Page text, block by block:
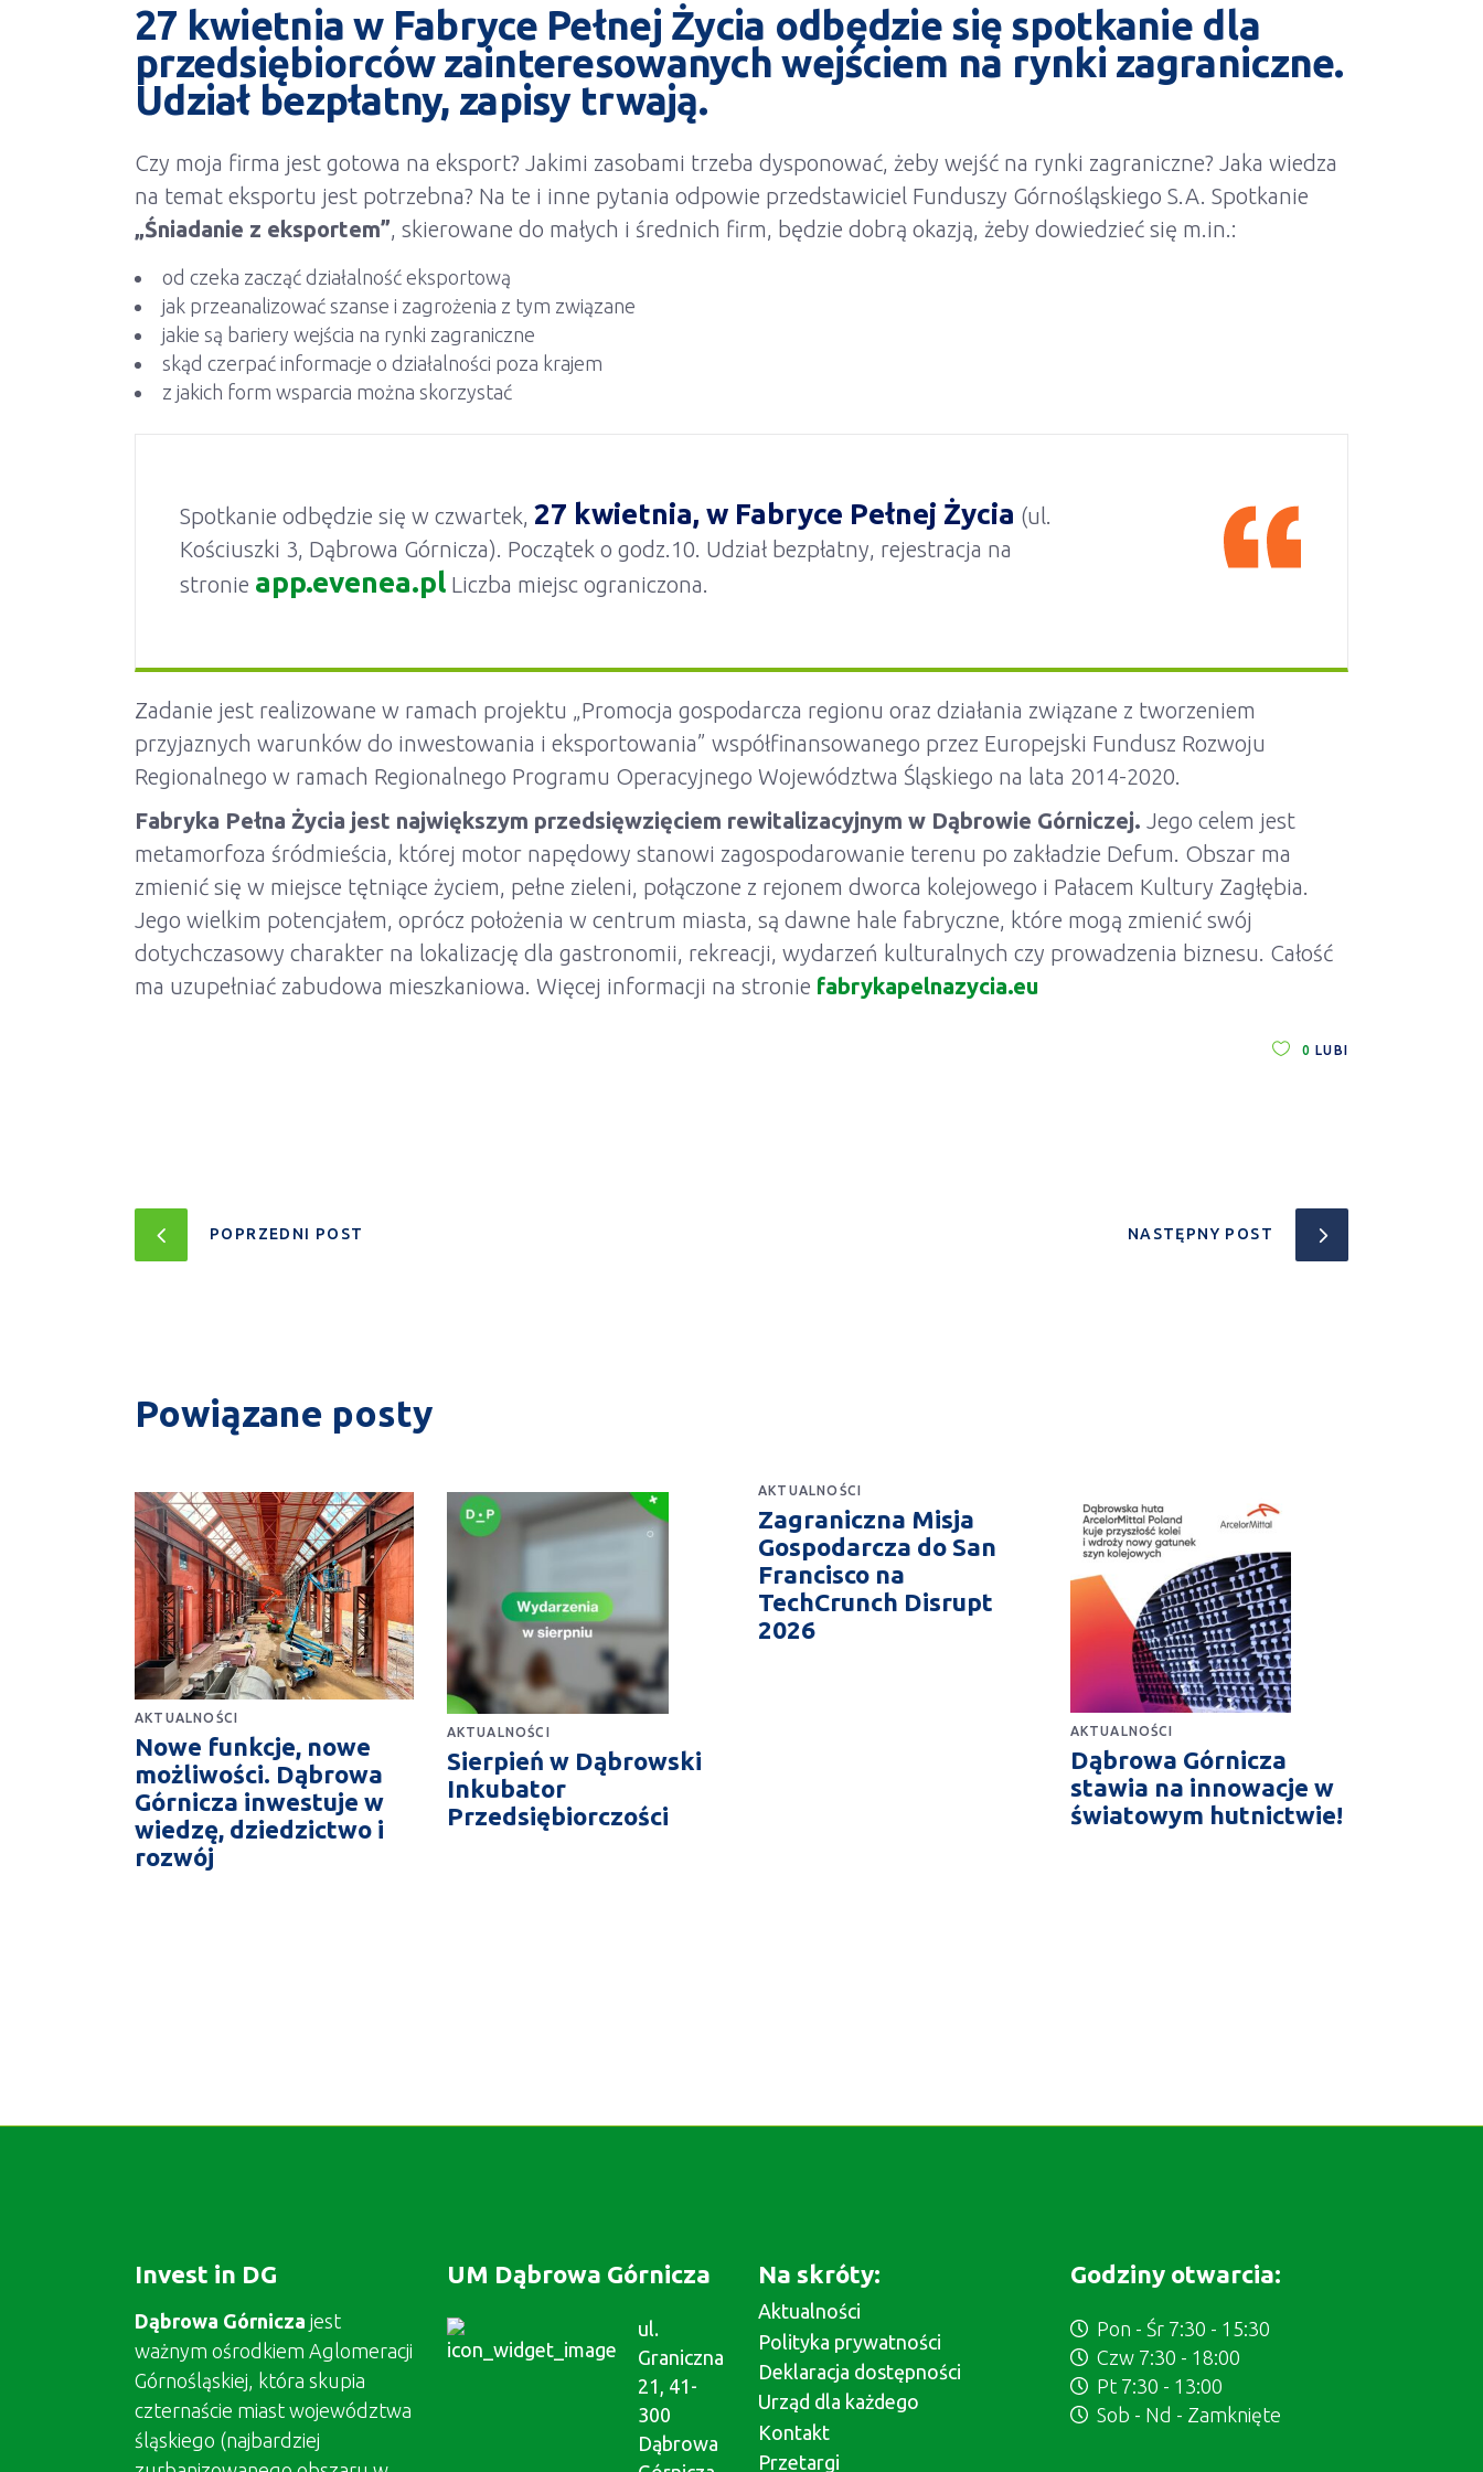
27 kwietnia w Fabryce Pełnej Życia odbędzie się spotkanie dla
przedsiębiorców zainteresowanych wejściem na rynki zagraniczne.
Udział bezpłatny, zapisy trwają.
Czy moja firma jest gotowa na eksport? Jakimi zasobami trzeba dysponować, żeby wejść na rynki zagraniczne? Jaka wiedza
na temat eksportu jest potrzebna? Na te i inne pytania odpowie przedstawiciel Funduszy Górnośląskiego S.A. Spotkanie
„Śniadanie z eksportem”, skierowane do małych i średnich firm, będzie dobrą okazją, żeby dowiedzieć się m.in.:
od czeka zacząć działalność eksportową
jak przeanalizować szanse i zagrożenia z tym związane
jakie są bariery wejścia na rynki zagraniczne
skąd czerpać informacje o działalności poza krajem
z jakich form wsparcia można skorzystać
Spotkanie odbędzie się w czwartek, 27 kwietnia, w Fabryce Pełnej Życia (ul.
Kościuszki 3, Dąbrowa Górnicza). Początek o godz.10. Udział bezpłatny, rejestracja na
stronie app.evenea.pl Liczba miejsc ograniczona.
Zadanie jest realizowane w ramach projektu „Promocja gospodarcza regionu oraz działania związane z tworzeniem
przyjaznych warunków do inwestowania i eksportowania” współfinansowanego przez Europejski Fundusz Rozwoju
Regionalnego w ramach Regionalnego Programu Operacyjnego Województwa Śląskiego na lata 2014-2020.
Fabryka Pełna Życia jest największym przedsięwzięciem rewitalizacyjnym w Dąbrowie Górniczej. Jego celem jest
metamorfoza śródmieścia, której motor napędowy stanowi zagospodarowanie terenu po zakładzie Defum. Obszar ma
zmienić się w miejsce tętniące życiem, pełne zieleni, połączone z rejonem dworca kolejowego i Pałacem Kultury Zagłębia.
Jego wielkim potencjałem, oprócz położenia w centrum miasta, są dawne hale fabryczne, które mogą zmienić swój
dotychczasowy charakter na lokalizację dla gastronomii, rekreacji, wydarzeń kulturalnych czy prowadzenia biznesu. Całość
ma uzupełniać zabudowa mieszkaniowa. Więcej informacji na stronie fabrykapelnazycia.eu
0 LUBI
POPRZEDNI POST NASTĘPNY POST
Powiązane posty
AKTUALNOŚCI
Nowe funkcje, nowe
możliwości. Dąbrowa
Górnicza inwestuje w
wiedzę, dziedzictwo i
rozwój
AKTUALNOŚCI
Sierpień w Dąbrowski
Inkubator
Przedsiębiorczości
AKTUALNOŚCI
Zagraniczna Misja
Gospodarcza do San
Francisco na
TechCrunch Disrupt
2026
AKTUALNOŚCI
Dąbrowa Górnicza
stawia na innowacje w
światowym hutnictwie!
Invest in DG
Dąbrowa Górnicza jest
ważnym ośrodkiem Aglomeracji
Górnośląskiej, która skupia
czternaście miast województwa
śląskiego (najbardziej
UM Dąbrowa Górnicza
ul.
Graniczna
21, 41-
300
Dąbrowa
Na skróty:
Aktualności
Polityka prywatności
Deklaracja dostępności
Urząd dla każdego
Kontakt
Przetargi
Godziny otwarcia:
Pon - Śr 7:30 - 15:30
Czw 7:30 - 18:00
Pt 7:30 - 13:00
Sob - Nd - Zamknięte